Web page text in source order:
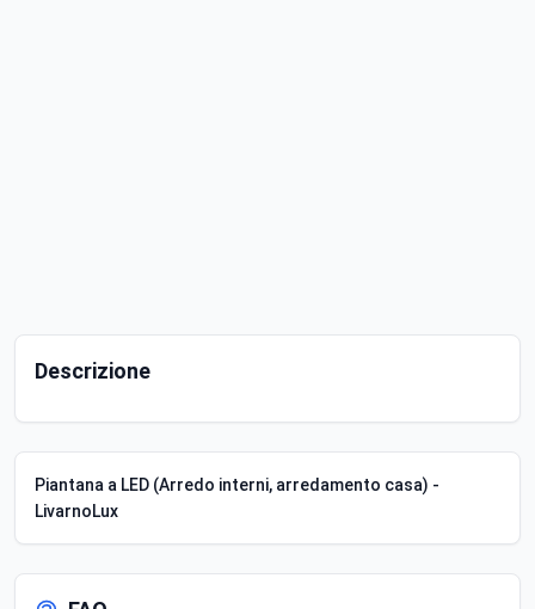
Descrizione
Piantana a LED (Arredo interni, arredamento casa) -
LivarnoLux